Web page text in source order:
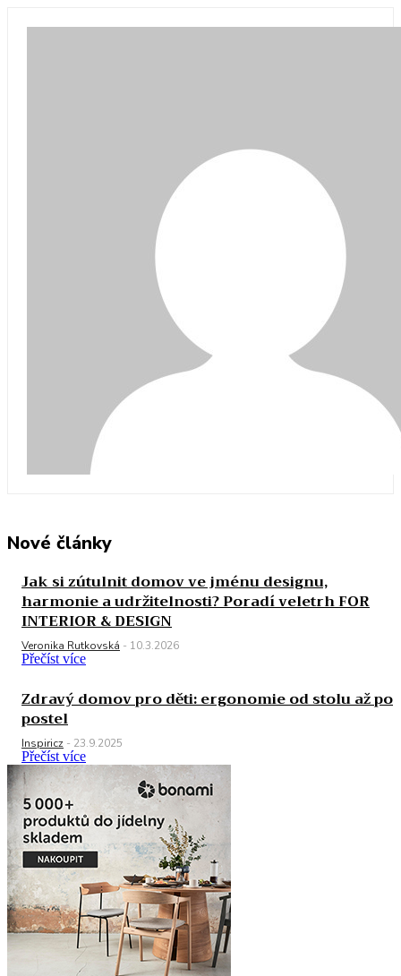
Nové články
Jak si zútulnit domov ve jménu designu,
harmonie a udržitelnosti? Poradí veletrh FOR
INTERIOR & DESIGN
Veronika Rutkovská - 10.3.2026
Přečíst více
Zdravý domov pro děti: ergonomie od stolu až po
postel
Inspiricz - 23.9.2025
Přečíst více